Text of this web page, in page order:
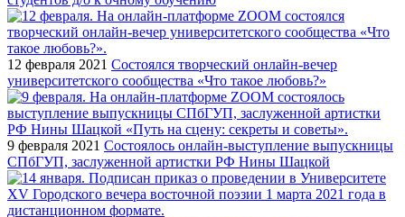
12 февраля 2021 Состоялся творческий онлайн-вечер
университетского сообщества «Что такое любовь?»
9 февраля 2021 Состоялось онлайн-выступление выпускницы
СПбГУП, заслуженной артистки РФ Нины Шацкой